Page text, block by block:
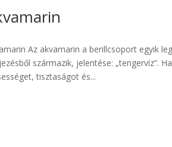
Az akvamarin a berillcsoport egyik
származik, jelentése: „tengervíz”.
tisztaságot és...